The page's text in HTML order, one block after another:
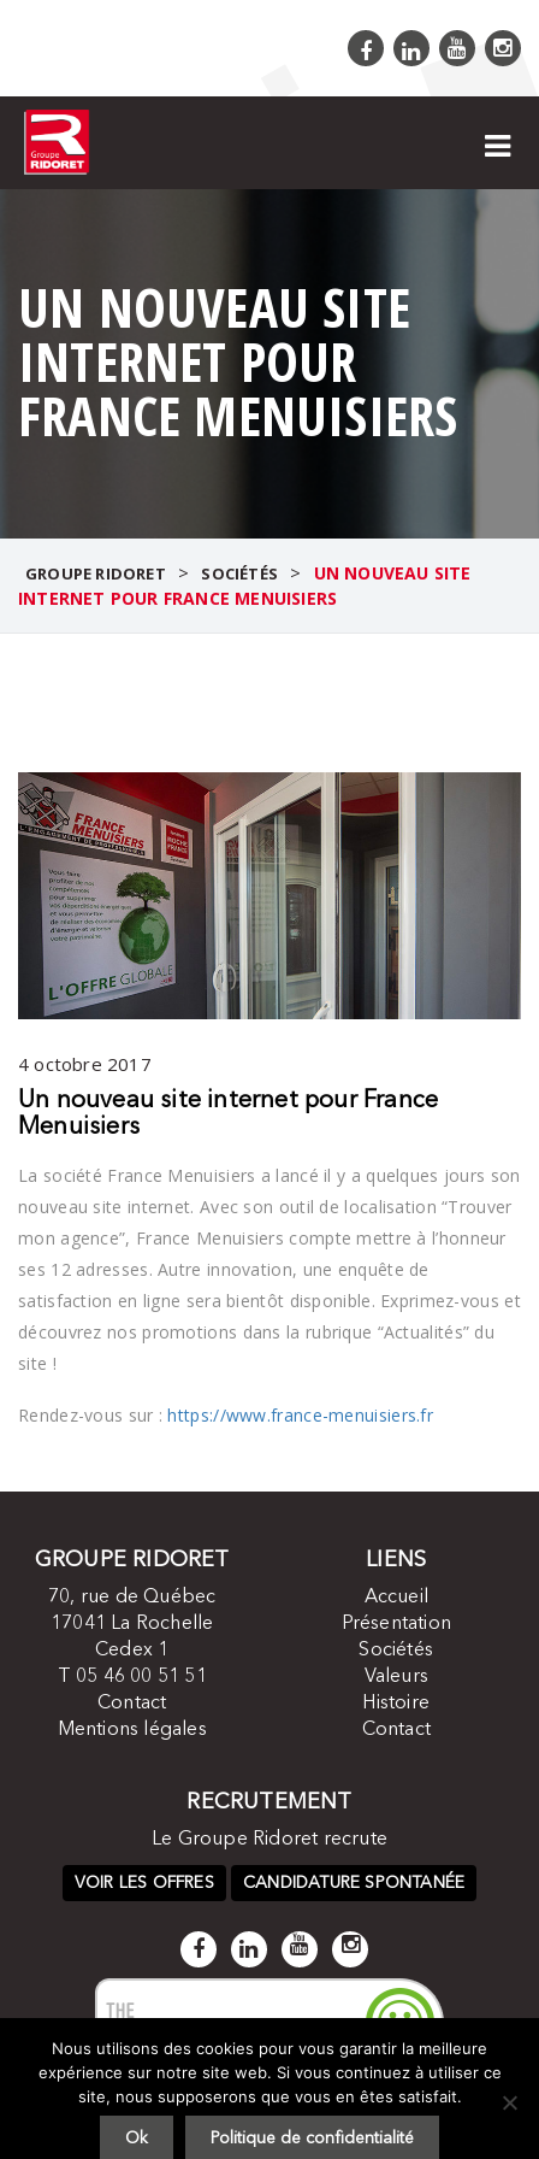
UN NOUVEAU SITE
INTERNET POUR
FRANCE MENUISIERS
GROUPE RIDORET > SOCIÉTÉS >
UN NOUVEAU SITE
INTERNET POUR FRANCE MENUISIERS
4 octobre 2017
Un nouveau site internet pour France
Menuisiers
La société France Menuisiers a lancé il y a quelques jours son
nouveau site internet. Avec son outil de localisation “Trouver
mon agence”, France Menuisiers compte mettre à l’honneur
ses 12 adresses. Autre innovation, une enquête de
satisfaction en ligne sera bientôt disponible. Exprimez-vous et
découvrez nos promotions dans la rubrique “Actualités” du
site !
Rendez-vous sur :https://www.france-menuisiers.fr
GROUPE RIDORET
70, rue de Québec
17041 La Rochelle
Cedex 1
T 05 46 00 51 51
Contact
Mentions légales
LIENS
Accueil
Présentation
Sociétés
Valeurs
Histoire
Contact
RECRUTEMENT
Le Groupe Ridoret recrute
VOIR LES OFFRES CANDIDATURE SPONTANÉE
Nous utilisons des cookies pour vous garantir la meilleure
expérience sur notre site web. Si vous continuez à utiliser ce
site, nous supposerons que vous en êtes satisfait.
Ok Politique de confidentialité